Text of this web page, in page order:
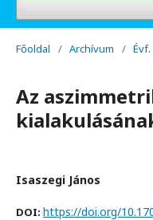
Főoldal / Archívum / Évf.
Az
Isaszegi János
DOI: https://doi.org/